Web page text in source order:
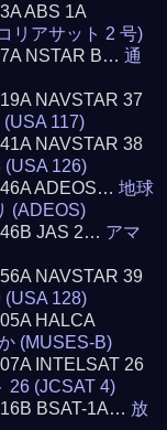
ABS 1A
リアサット 2 号)
NSTAR B…通
NAVSTAR 37
117)
NAVSTAR 38
(USA 126)
ADEOS…地球
(ADEOS)
JAS 2… アマ
NAVSTAR 39
(USA 128)
HALCA
(MUSES-B)
INTELSAT 26
26 (JCSAT 4)
BSAT-1A… 放